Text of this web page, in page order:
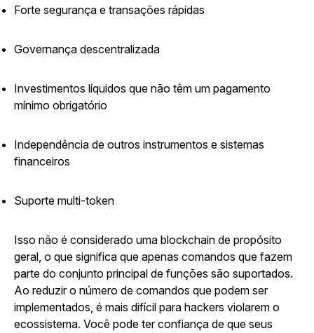
Forte segurança e transações rápidas
Governança descentralizada
Investimentos líquidos que não têm um pagamento
mínimo obrigatório
Independência de outros instrumentos e sistemas
financeiros
Suporte multi-token
Isso não é considerado uma blockchain de propósito
geral, o que significa que apenas comandos que fazem
parte do conjunto principal de funções são suportados.
Ao reduzir o número de comandos que podem ser
implementados, é mais difícil para hackers violarem o
ecossistema. Você pode ter confiança de que seus